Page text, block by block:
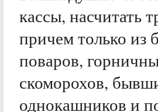
кассы, насчитать
причем только из
поваров,
скоморохов,
однокашников и